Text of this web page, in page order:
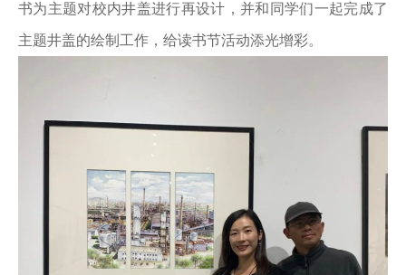
书为主题对校内井盖进行再设计，并和同学们一起完成了
主题井盖的绘制工作，给读书节活动添光增彩。